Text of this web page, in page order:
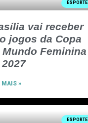
ESPORTE
vai receber
jogos da Copa
Mundo Feminina
MAIS »
ESPORTE